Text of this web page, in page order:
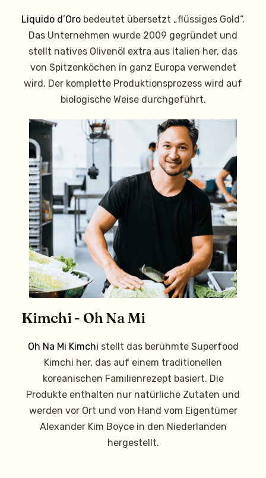
Liquido d’Oro bedeutet übersetzt „flüssiges Gold“.
Das Unternehmen wurde 2009 gegründet und
stellt natives Olivenöl extra aus Italien her, das
von Spitzenköchen in ganz Europa verwendet
wird. Der komplette Produktionsprozess wird auf
biologische Weise durchgeführt.
Kimchi - Oh Na Mi
Oh Na Mi Kimchi stellt das berühmte Superfood
Kimchi her, das auf einem traditionellen
koreanischen Familienrezept basiert. Die
Produkte enthalten nur natürliche Zutaten und
werden vor Ort und von Hand vom Eigentümer
Alexander Kim Boyce in den Niederlanden
hergestellt.